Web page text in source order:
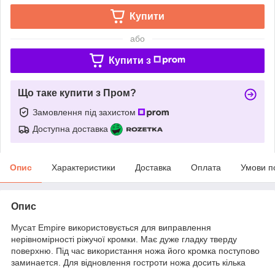
Купити
або
Купити з
Що таке купити з Пром?
Замовлення під захистом
Доступна доставка
Опис Характеристики Доставка Оплата Умови
Опис
Мусат Empire використовується для виправлення
нерівномірності ріжучої кромки. Має дуже гладку тверду
поверхню. Під час використання ножа його кромка поступово
заминается. Для відновлення гостроти ножа досить кілька